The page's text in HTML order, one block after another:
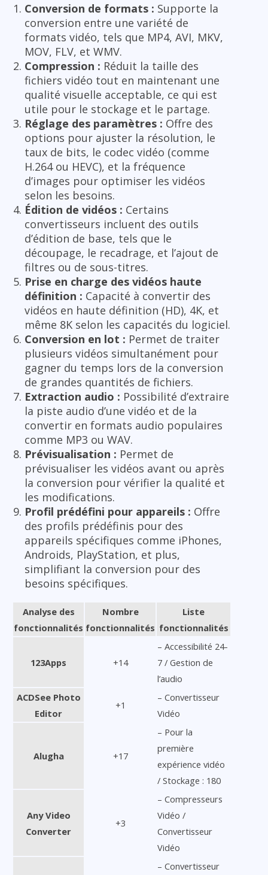
Conversion de formats : Supporte la
conversion entre une variété de
formats vidéo, tels que MP4, AVI, MKV,
MOV, FLV, et WMV.
Compression : Réduit la taille des
fichiers vidéo tout en maintenant une
qualité visuelle acceptable, ce qui est
utile pour le stockage et le partage.
Réglage des paramètres : Offre des
options pour ajuster la résolution, le
taux de bits, le codec vidéo (comme
H.264 ou HEVC), et la fréquence
d’images pour optimiser les vidéos
selon les besoins.
Édition de vidéos : Certains
convertisseurs incluent des outils
d’édition de base, tels que le
découpage, le recadrage, et l’ajout de
filtres ou de sous-titres.
Prise en charge des vidéos haute
définition : Capacité à convertir des
vidéos en haute définition (HD), 4K, et
même 8K selon les capacités du logiciel.
Conversion en lot : Permet de traiter
plusieurs vidéos simultanément pour
gagner du temps lors de la conversion
de grandes quantités de fichiers.
Extraction audio : Possibilité d’extraire
la piste audio d’une vidéo et de la
convertir en formats audio populaires
comme MP3 ou WAV.
Prévisualisation : Permet de
prévisualiser les vidéos avant ou après
la conversion pour vérifier la qualité et
les modifications.
Profil prédéfini pour appareils : Offre
des profils prédéfinis pour des
appareils spécifiques comme iPhones,
Androids, PlayStation, et plus,
simplifiant la conversion pour des
besoins spécifiques.
Analyse des
fonctionnalités
Nombre
fonctionnalités
Liste
fonctionnalités
123Apps +14
– Accessibilité 24-
7 / Gestion de
l’audio
ACDSee Photo
Editor
+1
– Convertisseur
Vidéo
Alugha +17
– Pour la
première
expérience vidéo
/ Stockage : 180
Any Video
Converter
+3
– Compresseurs
Vidéo /
Convertisseur
Vidéo
– Convertisseur